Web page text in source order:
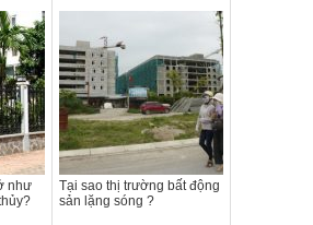
như
Tại sao thị trường bất động
sản lặng sóng ?